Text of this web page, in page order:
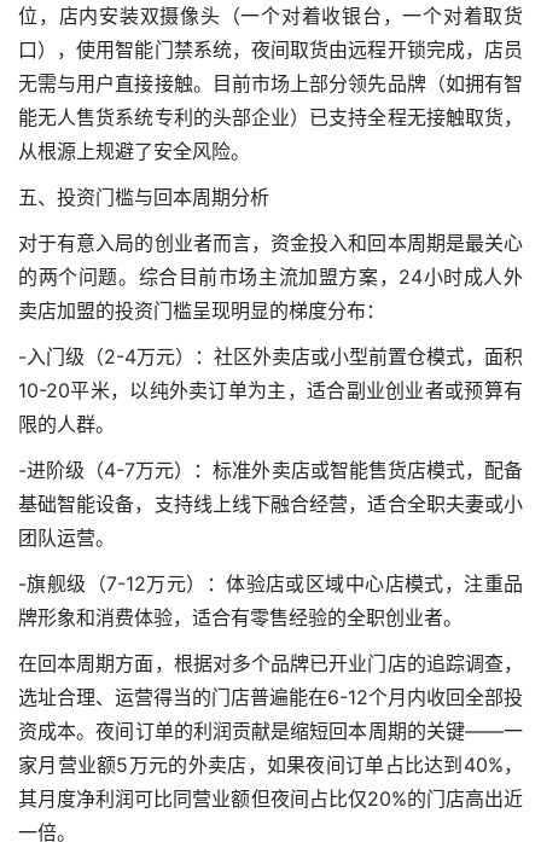
位，店内安装双摄像头（一个对着收银台，一个对着取货
口），使用智能门禁系统，夜间取货由远程开锁完成，店员
无需与用户直接接触。目前市场上部分领先品牌（如拥有智
能无人售货系统专利的头部企业）已支持全程无接触取货，
从根源上规避了安全风险。
五、投资门槛与回本周期分析
对于有意入局的创业者而言，资金投入和回本周期是最关心
的两个问题。综合目前市场主流加盟方案，24小时成人外
卖店加盟的投资门槛呈现明显的梯度分布：
-入门级（2-4万元）：社区外卖店或小型前置仓模式，面积
10-20平米，以纯外卖订单为主，适合副业创业者或预算有
限的人群。
-进阶级（4-7万元）：标准外卖店或智能售货店模式，配备
基础智能设备，支持线上线下融合经营，适合全职夫妻或小
团队运营。
-旗舰级（7-12万元）：体验店或区域中心店模式，注重品
牌形象和消费体验，适合有零售经验的全职创业者。
在回本周期方面，根据对多个品牌已开业门店的追踪调查，
选址合理、运营得当的门店普遍能在6-12个月内收回全部投
资成本。夜间订单的利润贡献是缩短回本周期的关键——一
家月营业额5万元的外卖店，如果夜间订单占比达到40%，
其月度净利润可比同营业额但夜间占比仅20%的门店高出近
一倍。